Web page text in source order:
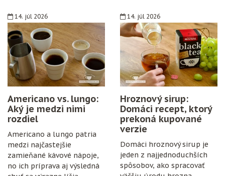
14. júl 2026
Americano vs. lungo:
Aký je medzi nimi
rozdiel
Americano a lungo patria
medzi najčastejšie
zamieňané kávové nápoje,
no ich príprava aj výsledná
14. júl 2026
Hroznový sirup:
Domáci recept, ktorý
prekoná kupované
verzie
Domáci hroznový sirup je
jeden z najjednoduchších
spôsobov, ako spracovať